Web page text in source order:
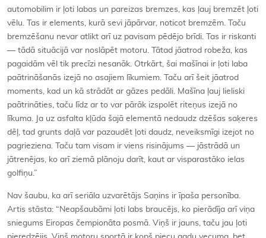
automobilim ir ļoti labas un pareizas bremzes, kas ļauj bremzēt ļoti
vēlu. Tas ir elements, kurā sevi jāpārvar, noticot bremzēm. Taču
bremzēšanu nevar atlikt arī uz pavisam pēdējo brīdi. Tas ir riskanti
— tādā situācijā var noslāpēt motoru. Tātad jāatrod robeža, kas
pagaidām vēl tik precīzi nesanāk. Otrkārt, šai mašīnai ir ļoti laba
paātrināšanās izejā no asajiem līkumiem. Taču arī šeit jāatrod
moments, kad un kā strādāt ar gāzes pedāli. Mašīna ļauj lieliski
paātrināties, taču līdz ar to var pārāk izspolēt riteņus izejā no
līkuma. Ja uz asfalta kļūda šajā elementā nedaudz dzēšas saķeres
dēļ, tad grunts daļā var pazaudēt ļoti daudz, neveiksmīgi izejot no
pagrieziena. Taču tam visam ir viens risinājums — jāstrādā un
jātrenējas, ko arī ziemā plānoju darīt, kaut ar visparastāko ielas
golfiņu.”
Nav šaubu, ka arī seriāla uzvarētājs Saņins ir īpaša personība.
Artis stāsta: “Neapšaubāmi ļoti labs braucējs, ko pierādīja arī viņa
sniegums Eiropas čempionāta posmā. Viņš ir jauns, taču jau ļoti